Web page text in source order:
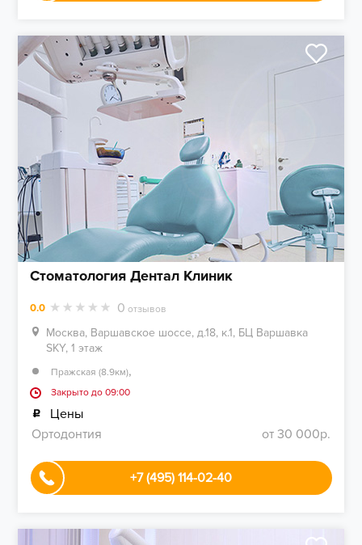
Стоматология Дентал Клиник
0.0 0 отзывов
Москва, Варшавское шоссе, д.18, к.1, БЦ Варшавка
SKY, 1 этаж
Пражская (8.9км),
Закрыто до 09:00
Цены
Ортодонтия
от 30 000р.
+7 (495) 114-02-40